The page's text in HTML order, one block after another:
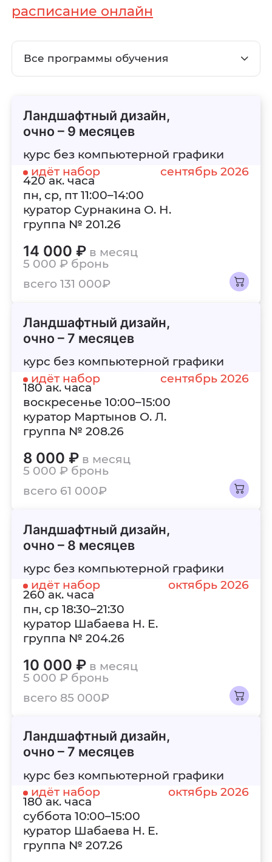
расписание онлайн
Все программы обучения
Ландшафтный дизайн,
очно – 9 месяцев
курс без компьютерной графики
идёт набор
сентябрь 2026
420 ак. часа
пн, ср, пт 11:00–14:00
куратор Сурнакина О. Н.
группа № 201.26
14 000 ₽ в месяц
5 000 ₽ бронь
всего 131 000₽
Ландшафтный дизайн,
очно – 7 месяцев
курс без компьютерной графики
идёт набор
сентябрь 2026
180 ак. часа
воскресенье 10:00–15:00
куратор Мартынов О. Л.
группа № 208.26
8 000 ₽ в месяц
5 000 ₽ бронь
всего 61 000₽
Ландшафтный дизайн,
очно – 8 месяцев
курс без компьютерной графики
идёт набор
октябрь 2026
260 ак. часа
пн, ср 18:30–21:30
куратор Шабаева Н. Е.
группа № 204.26
10 000 ₽ в месяц
5 000 ₽ бронь
всего 85 000₽
Ландшафтный дизайн,
очно – 7 месяцев
курс без компьютерной графики
идёт набор
октябрь 2026
180 ак. часа
суббота 10:00–15:00
куратор Шабаева Н. Е.
группа № 207.26